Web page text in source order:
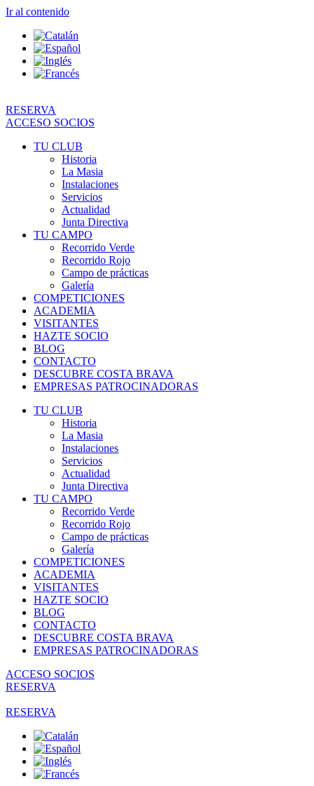
Ir al contenido
RESERVA
ACCESO SOCIOS
TU CLUB
Historia
La Masia
Instalaciones
Servicios
Actualidad
Junta Directiva
TU CAMPO
Recorrido Verde
Recorrido Rojo
Campo de prácticas
Galería
COMPETICIONES
ACADEMIA
VISITANTES
HAZTE SOCIO
BLOG
CONTACTO
DESCUBRE COSTA BRAVA
EMPRESAS PATROCINADORAS
TU CLUB
Historia
La Masia
Instalaciones
Servicios
Actualidad
Junta Directiva
TU CAMPO
Recorrido Verde
Recorrido Rojo
Campo de prácticas
Galería
COMPETICIONES
ACADEMIA
VISITANTES
HAZTE SOCIO
BLOG
CONTACTO
DESCUBRE COSTA BRAVA
EMPRESAS PATROCINADORAS
ACCESO SOCIOS
RESERVA
RESERVA